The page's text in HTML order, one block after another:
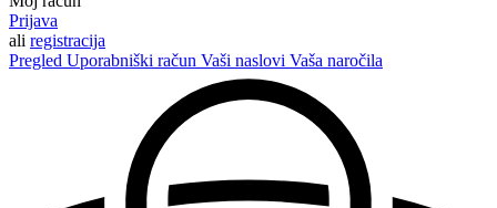
Prijava
ali registracija
Pregled Uporabniški račun Vaši naslovi Vaša naročila